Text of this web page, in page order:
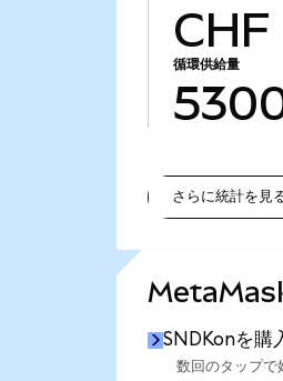
CHF
循環供給量
さらに統計を見
SNDKonを購
数回のタップで